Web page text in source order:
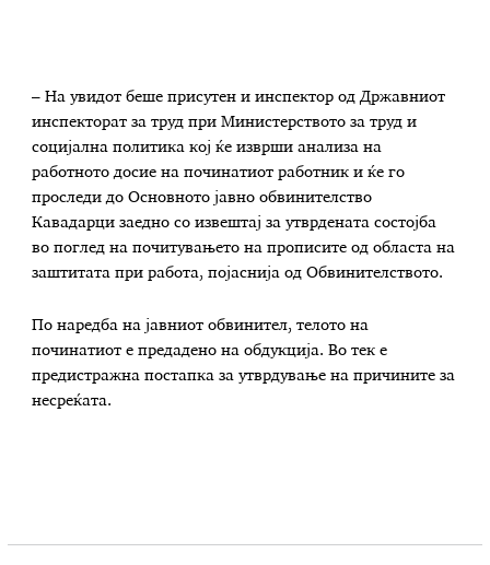
– На увидот беше присутен и инспектор од Државниот
инспекторат за труд при Министерството за труд и
социјална политика кој ќе изврши анализа на
работното досие на починатиот работник и ќе го
проследи до Основното јавно обвинителство
Кавадарци заедно со извештај за утврдената состојба
во поглед на почитувањето на прописите од областа на
заштитата при работа, појаснија од Обвинителството.
По наредба на јавниот обвинител, телото на
починатиот е предадено на обдукција. Во тек е
предистражна постапка за утврдување на причините за
несреќата.